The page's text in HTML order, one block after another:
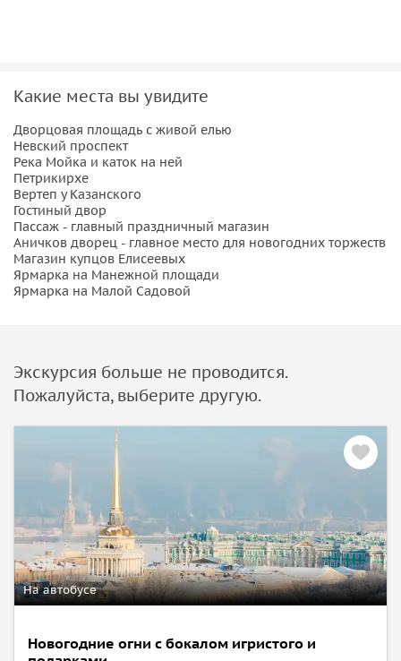
Какие места вы увидите
Дворцовая площадь с живой елью
Невский проспект
Река Мойка и каток на ней
Петрикирхе
Вертеп у Казанского
Гостиный двор
Пассаж - главный праздничный магазин
Аничков дворец - главное место для новогодних торжеств
Магазин купцов Елисеевых
Ярмарка на Манежной площади
Ярмарка на Малой Садовой
Экскурсия больше не проводится.
Пожалуйста, выберите другую.
На автобусе
Новогодние огни с бокалом игристого и